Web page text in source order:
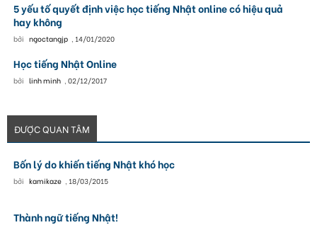
5 yếu tố quyết định việc học tiếng Nhật online có hiệu quả
hay không
bởi ngoctangjp , 14/01/2020
Học tiếng Nhật Online
bởi linh minh , 02/12/2017
ĐƯỢC QUAN TÂM
Bốn lý do khiến tiếng Nhật khó học
bởi kamikaze , 18/03/2015
Thành ngữ tiếng Nhật!